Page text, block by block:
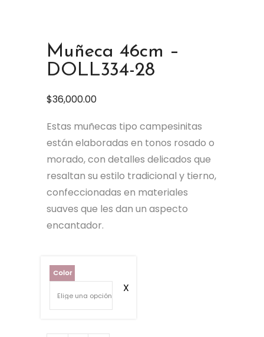
Muñeca 46cm –
DOLL334-28
$36,000.00
Estas muñecas tipo campesinitas
están elaboradas en tonos rosado o
morado, con detalles delicados que
resaltan su estilo tradicional y tierno,
confeccionadas en materiales
suaves que les dan un aspecto
encantador.
Color